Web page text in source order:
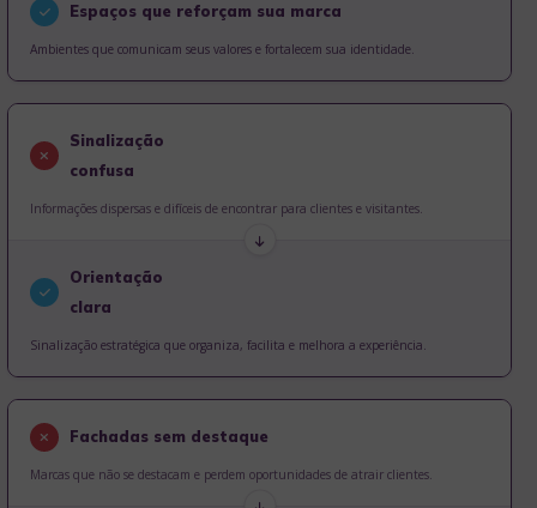
Espaços que reforçam sua marca
Ambientes que comunicam seus valores e fortalecem sua identidade.
Sinalização
confusa
Informações dispersas e difíceis de encontrar para clientes e visitantes.
Orientação
clara
Sinalização estratégica que organiza, facilita e melhora a experiência.
Fachadas sem destaque
Marcas que não se destacam e perdem oportunidades de atrair clientes.